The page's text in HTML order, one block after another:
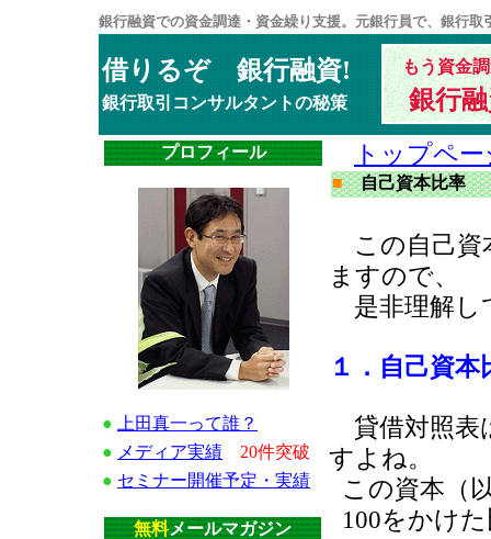
銀行融資での資金調達・資金繰り支援。元銀行員で、銀行
借りるぞ 銀行融資!
銀行取引コンサルタントの秘策
もう資金調
銀行
プロフィール
●
上田真一って誰？
● メディア実績
20件突破
● セミナー開催予定・実績
無料メールマガジン
トップペ
■ 自己資本比率
この自己資
ますので、
是非理解し
１．自己資
貸借対照表
すよね。
この資本（
100をかけ